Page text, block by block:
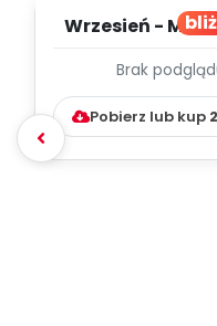
Wrzesień -
Brak
Pobierz lub kup